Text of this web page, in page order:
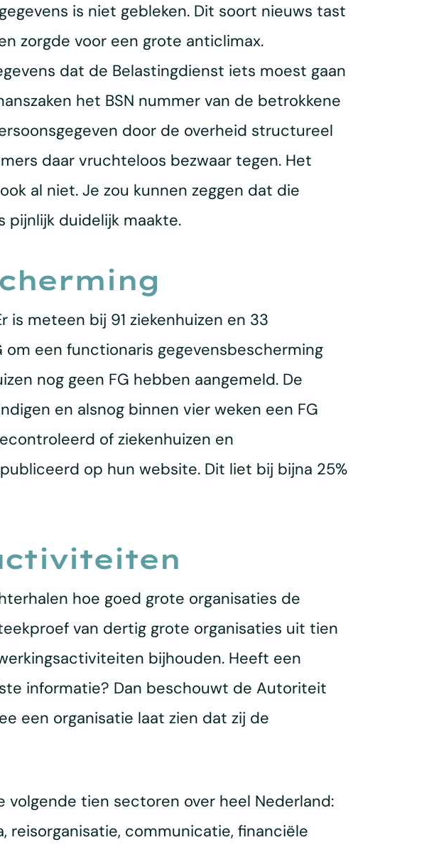
is niet gebleken. Dit soort nieuws tast
zorgde voor een grote anticlimax.
dat de Belastingdienst iets moest gaan
het BSN nummer van de betrokkene
door de overheid structureel
daar vruchteloos bezwaar tegen. Het
al niet. Je zou kunnen zeggen dat die
pijnlijk duidelijk maakte.
meteen bij 91 ziekenhuizen en 33
een functionaris gegevensbescherming
nog geen FG hebben aangemeld. De
en alsnog binnen vier weken een FG
of ziekenhuizen en
op hun website. Dit liet bij bijna 25%
hoe goed grote organisaties de
van dertig grote organisaties uit tien
bijhouden. Heeft een
informatie? Dan beschouwt de Autoriteit
een organisatie laat zien dat zij de
tien sectoren over heel Nederland:
reisorganisatie, communicatie, financiële